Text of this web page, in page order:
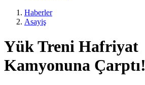
Haberler
Asayiş
Yük Treni Hafriyat
Kamyonuna Çarptı!